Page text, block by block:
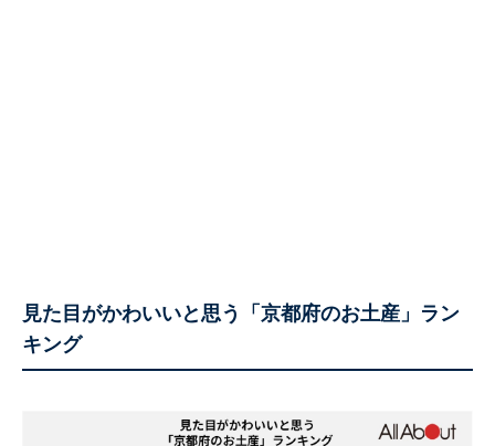
見た目がかわいいと思う「京都府のお土産」ラン
キング